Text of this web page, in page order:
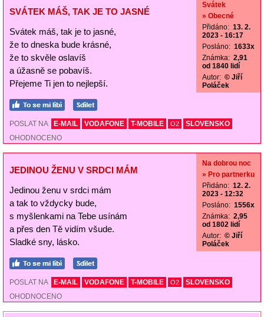
SVÁTEK MÁŠ, TAK JE TO JASNÉ
Svátek máš, tak je to jasné,
že to dneska bude krásné,
že to skvěle oslavíš
a úžasně se pobavíš.
Přejeme Ti jen to nejlepší.
Svátek
» Obecné
Přidáno: 13. 2.
2023 - 16:17
Posláno: 1633x
Známka: 2,91
od 1840 lidí
Autor: © Jiří
Poláček
POSLAT NA E-MAIL VODAFONE T-MOBILE O2
SLOVENSKO
OHODNOCENO
JEDINOU ŽENU V SRDCI MÁM
Jedinou ženu v srdci mám
a tak to vždycky bude,
s myšlenkami na Tebe usínám
a přes den Tě vidím všude.
Sladké sny, lásko.
Na dobrou noc
» Pro partnerku
Přidáno: 12. 2.
2023 - 12:32
Posláno: 1556x
Známka: 2,95
od 1802 lidí
Autor: © Jiří
Poláček
POSLAT NA E-MAIL VODAFONE T-MOBILE O2
SLOVENSKO
OHODNOCENO